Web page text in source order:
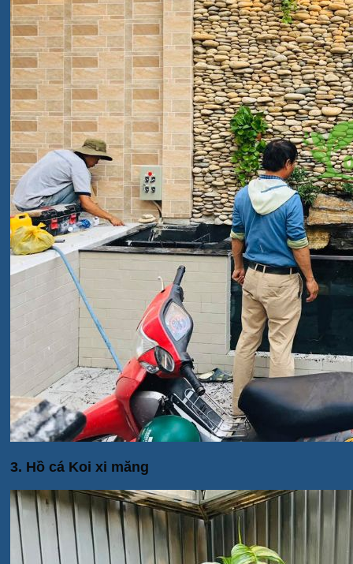
3. Hồ cá Koi xi măng